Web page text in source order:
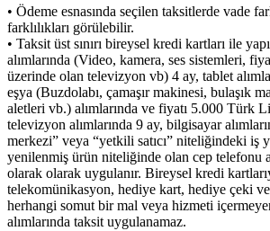
• Ödeme esnasında seçilen taksitlerde vade
farklılıkları görülebilir.
• Taksit üst sınırı bireysel kredi kartları ile
alımlarında (Video, kamera, ses sistemleri,
üzerinde olan televizyon vb) 4 ay, tablet
eşya (Buzdolabı, çamaşır makinesi, bulaşık
aletleri vb.) alımlarında ve fiyatı 5.000 Türk
televizyon alımlarında 9 ay, bilgisayar
merkezi” veya “yetkili satıcı” niteliğindeki iş
yenilenmiş ürün niteliğinde olan cep telefonu
olarak olarak uygulanır. Bireysel kredi
telekomünikasyon, hediye kart, hediye çeki
herhangi somut bir mal veya hizmeti
alımlarında taksit uygulanamaz.